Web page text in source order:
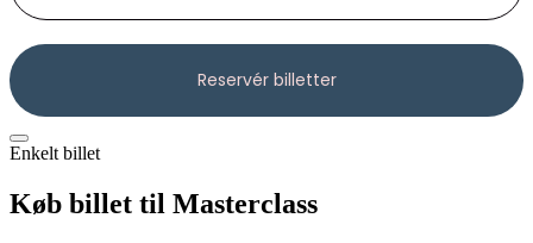
Enkelt billet
Køb billet til Masterclass